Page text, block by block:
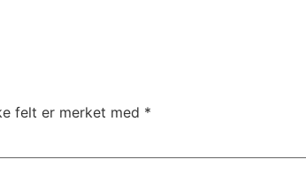
felt er merket med *